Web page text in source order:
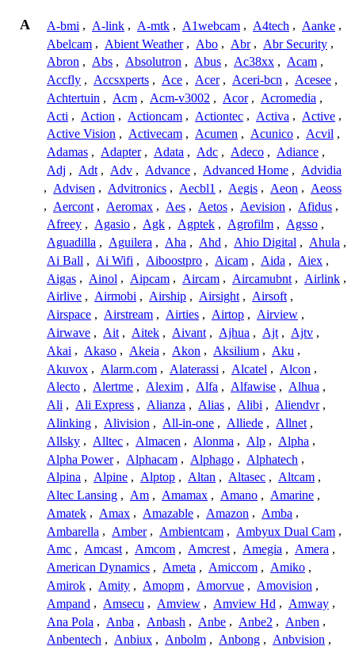
A A-bmi , A-link , A-mtk , A1webcam , A4tech , Aanke ,
Abelcam , Abient Weather , Abo , Abr , Abr Security ,
Abron , Abs , Absolutron , Abus , Ac38xx , Acam ,
Accfly , Accsxperts , Ace , Acer , Aceri-bcn , Acesee ,
Achtertuin , Acm , Acm-v3002 , Acor , Acromedia ,
Acti , Action , Actioncam , Actiontec , Activa , Active ,
Active Vision , Activecam , Acumen , Acunico , Acvil ,
Adamas , Adapter , Adata , Adc , Adeco , Adiance ,
Adj , Adt , Adv , Advance , Advanced Home , Advidia
, Advisen , Advitronics , Aecbl1 , Aegis , Aeon , Aeoss
, Aercont , Aeromax , Aes , Aetos , Aevision , Afidus ,
Afreey , Agasio , Agk , Agptek , Agrofilm , Agsso ,
Aguadilla , Aguilera , Aha , Ahd , Ahio Digital , Ahula ,
Ai Ball , Ai Wifi , Aiboostpro , Aicam , Aida , Aiex ,
Aigas , Ainol , Aipcam , Aircam , Aircamubnt , Airlink ,
Airlive , Airmobi , Airship , Airsight , Airsoft ,
Airspace , Airstream , Airties , Airtop , Airview ,
Airwave , Ait , Aitek , Aivant , Ajhua , Ajt , Ajtv ,
Akai , Akaso , Akeia , Akon , Aksilium , Aku ,
Akuvox , Alarm.com , Alaterassi , Alcatel , Alcon ,
Alecto , Alertme , Alexim , Alfa , Alfawise , Alhua ,
Ali , Ali Express , Alianza , Alias , Alibi , Aliendvr ,
Alinking , Alivision , All-in-one , Alliede , Allnet ,
Allsky , Alltec , Almacen , Alonma , Alp , Alpha ,
Alpha Power , Alphacam , Alphago , Alphatech ,
Alpina , Alpine , Alptop , Altan , Altasec , Altcam ,
Altec Lansing , Am , Amamax , Amano , Amarine ,
Amatek , Amax , Amazable , Amazon , Amba ,
Ambarella , Amber , Ambientcam , Ambyux Dual Cam ,
Amc , Amcast , Amcom , Amcrest , Amegia , Amera ,
American Dynamics , Ameta , Amiccom , Amiko ,
Amirok , Amity , Amopm , Amorvue , Amovision ,
Ampand , Amsecu , Amview , Amview Hd , Amway ,
Ana Pola , Anba , Anbash , Anbe , Anbe2 , Anben ,
Anbentech , Anbiux , Anbolm , Anbong , Anbvision ,